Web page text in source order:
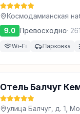
Космодамианская
9.0 Превосходно· 261
Wi-Fi Парковка
Отель Балчуг
улица Балчуг, д. 1,